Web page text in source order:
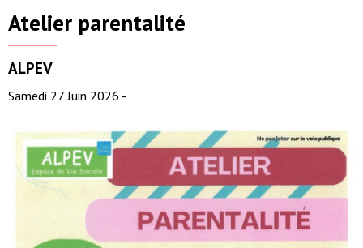
Atelier parentalité
ALPEV
Samedi 27 Juin 2026 -